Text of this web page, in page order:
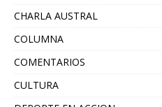
CHARLA AUSTRAL
COLUMNA
COMENTARIOS
CULTURA